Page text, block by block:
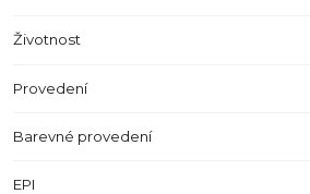
Životnost
Provedení
Barevné provedení
EPI